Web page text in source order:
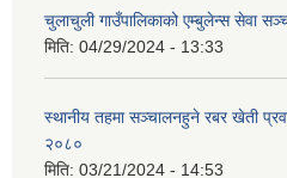
चुलाचुली गाउँपालिकाको एम्बुलेन्स सेवा
मिति: 04/29/2024 - 13:33
स्थानीय तहमा सञ्चालनहुने रबर खेती
२०८०
मिति: 03/21/2024 - 14:53